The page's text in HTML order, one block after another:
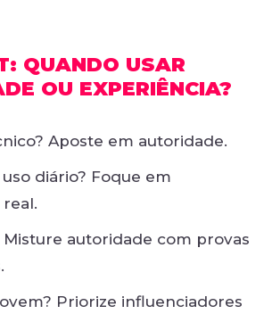
QUANDO USAR
OU EXPERIÊNCIA?
Aposte em autoridade.
diário? Foque em
autoridade com provas
Priorize influenciadores